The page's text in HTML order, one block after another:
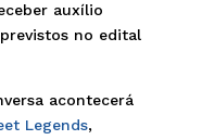
auxílio
no edital
acontecerá
Legends,